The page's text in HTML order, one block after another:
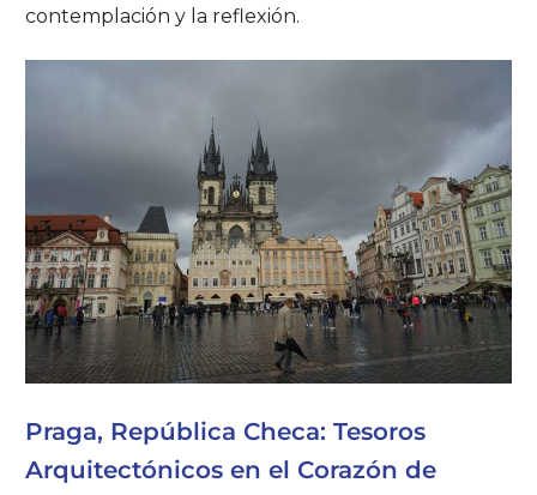
contemplación y la reflexión.
Praga, República Checa: Tesoros
Arquitectónicos en el Corazón de